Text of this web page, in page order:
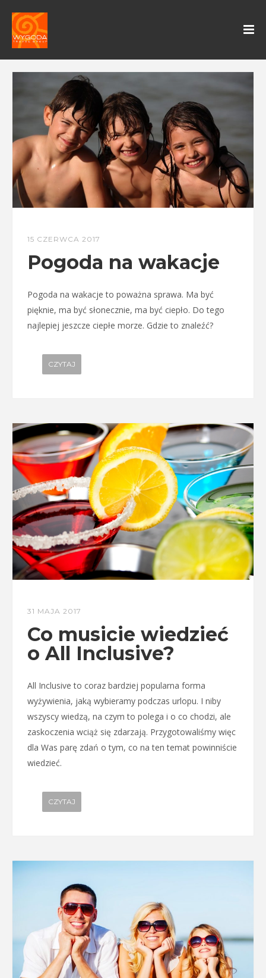
15 CZERWCA 2017
Pogoda na wakacje
Pogoda na wakacje to poważna sprawa. Ma być
pięknie, ma być słonecznie, ma być ciepło. Do tego
najlepiej jeszcze ciepłe morze. Gdzie to znaleźć?
CZYTAJ
31 MAJA 2017
Co musicie wiedzieć
o All Inclusive?
All Inclusive to coraz bardziej popularna forma
wyżywienia, jaką wybieramy podczas urlopu. I niby
wszyscy wiedzą, na czym to polega i o co chodzi, ale
zaskoczenia wciąż się zdarzają. Przygotowaliśmy więc
dla Was parę zdań o tym, co na ten temat powinniście
wiedzieć.
CZYTAJ